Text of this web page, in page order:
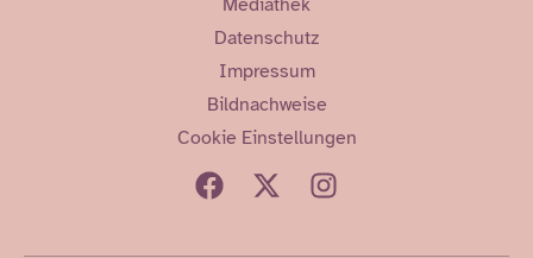
Mediathek
Datenschutz
Impressum
Bildnachweise
Cookie Einstellungen